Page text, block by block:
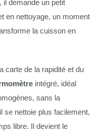
il demande un petit
en nettoyage, un moment
la cuisson en
carte de la rapidité et du
intégré, idéal
sans la
se nettoie plus facilement,
libre. Il devient le